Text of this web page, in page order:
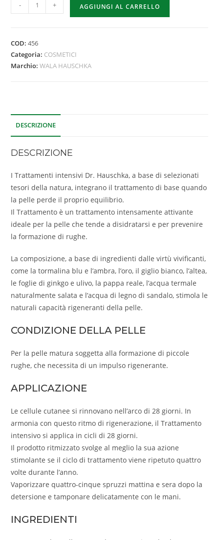
- + AGGIUNGI AL CARRELLO
COD:456
Categoria: COSMETICI
Marchio:WALA HAUSCHKA
DESCRIZIONE
DESCRIZIONE
I Trattamenti intensivi Dr. Hauschka, a base di selezionati
tesori della natura, integrano il trattamento di base quando
la pelle perde il proprio equilibrio.
Il Trattamento è un trattamento intensamente attivante
ideale per la pelle che tende a disidratarsi e per prevenire
la formazione di rughe.
La composizione, a base di ingredienti dalle virtù vivificanti,
come la tormalina blu e l’ambra, l’oro, il giglio bianco, l’altea,
le foglie di ginkgo e ulivo, la pappa reale, l’acqua termale
naturalmente salata e l’acqua di legno di sandalo, stimola le
naturali capacità rigeneranti della pelle.
CONDIZIONE DELLA PELLE
Per la pelle matura soggetta alla formazione di piccole
rughe, che necessita di un impulso rigenerante.
APPLICAZIONE
Le cellule cutanee si rinnovano nell’arco di 28 giorni. In
armonia con questo ritmo di rigenerazione, il Trattamento
intensivo si applica in cicli di 28 giorni.
Il prodotto ritmizzato svolge al meglio la sua azione
stimolante se il ciclo di trattamento viene ripetuto quattro
volte durante l’anno.
Vaporizzare quattro-cinque spruzzi mattina e sera dopo la
detersione e tamponare delicatamente con le mani.
INGREDIENTI